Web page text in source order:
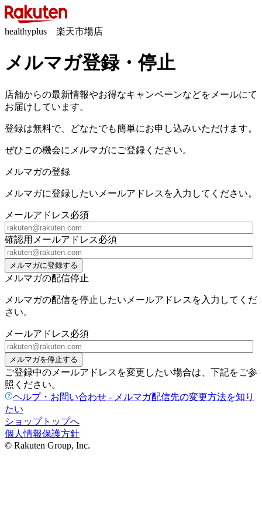
healthyplus 楽天市場店
メルマガ登録・停止
店舗からの最新情報やお得なキャンペーンなどをメールにて
お届けしています。
登録は無料で、どなたでも簡単にお申し込みいただけます。
ぜひこの機会にメルマガにご登録ください。
メルマガの登録
メルマガに登録したいメールアドレスを入力してください。
メールアドレス必須
確認用メールアドレス必須
メルマガに登録する
メルマガの配信停止
メルマガの配信を停止したいメールアドレスを入力してくだ
さい。
メールアドレス必須
メルマガを停止する
ご登録中のメールアドレスを変更したい場合は、下記をご参
照ください。
ヘルプ・お問い合わせ - メルマガ配信先の変更方法を知り
たい
ショップトップへ
個人情報保護方針
© Rakuten Group, Inc.